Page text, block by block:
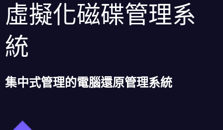
虛擬化磁碟管理系
統
集中式管理的電腦還原管理系統